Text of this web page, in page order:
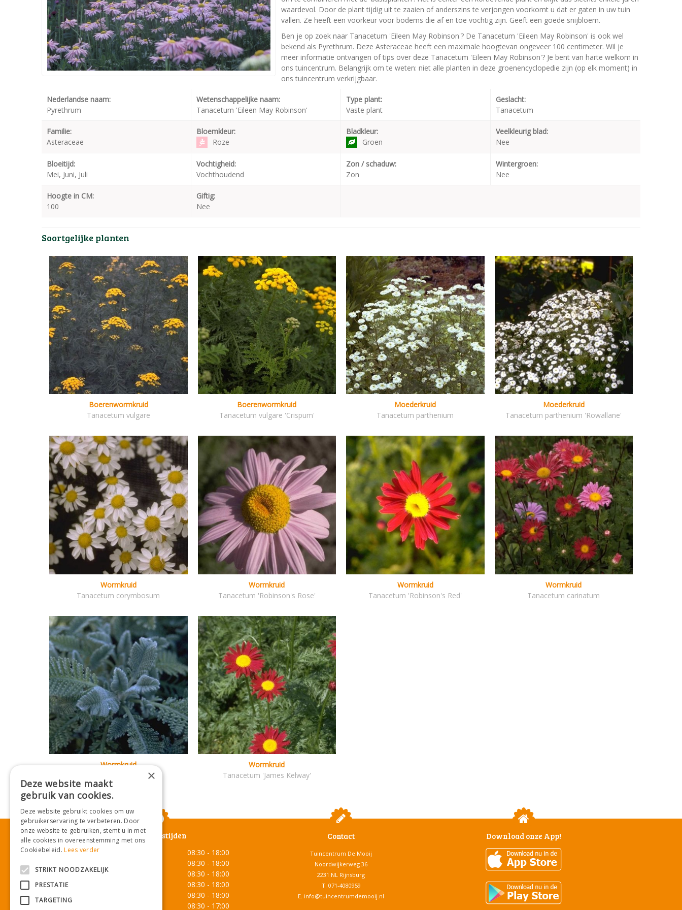
waardevol. Door de plant tijdig uit te zaaien of anderszins te verjongen voorkomt u dat er gaten in uw tuin
vallen. Ze heeft een voorkeur voor bodems die af en toe vochtig zijn. Geeft een goede snijbloem.
Ben je op zoek naar Tanacetum 'Eileen May Robinson'? De Tanacetum 'Eileen May Robinson' is ook wel
bekend als Pyrethrum. Deze Asteraceae heeft een maximale hoogtevan ongeveer 100 centimeter. Wil je
meer informatie ontvangen of tips over deze Tanacetum 'Eileen May Robinson'? Je bent van harte welkom in
ons tuincentrum. Belangrijk om te weten: niet alle planten in deze groenencyclopedie zijn (op elk moment) in
ons tuincentrum verkrijgbaar.
Nederlandse naam:
Pyrethrum
Wetenschappelijke naam:
Tanacetum 'Eileen May Robinson'
Type plant:
Vaste plant
Geslacht:
Tanacetum
Familie:
Asteraceae
Bloemkleur:
Roze
Bladkleur:
Groen
Veelkleurig blad:
Nee
Bloeitijd:
Mei, Juni, Juli
Vochtigheid:
Vochthoudend
Zon / schaduw:
Zon
Wintergroen:
Nee
Hoogte in CM:
100
Giftig:
Nee
Soortgelijke planten
Boerenwormkruid
Tanacetum vulgare
Boerenwormkruid
Tanacetum vulgare 'Crispum'
Moederkruid
Tanacetum parthenium
Moederkruid
Tanacetum parthenium 'Rowallane'
Wormkruid
Tanacetum corymbosum
Wormkruid
Tanacetum 'Robinson's Rose'
Wormkruid
Tanacetum 'Robinson's Red'
Wormkruid
Tanacetum carinatum
Wormkruid
Tanacetum haradjanii
Wormkruid
Tanacetum 'James Kelway'
Openingstijden
Maandag
08:30 - 18:00
08:30 - 18:00
Woensdag
08:30 - 18:00
08:30 - 18:00
08:30 - 18:00
08:30 - 17:00
Contact
Tuincentrum De Mooij
Noordwijkerweg 36
2231 NL Rijnsburg
T. 071-4080959
E. info@tuincentrumdemooij.nl
Download onze App!
×
Deze website maakt
gebruik van cookies.
Deze website gebruikt cookies om uw
gebruikerservaring te verbeteren. Door
onze website te gebruiken, stemt u in met
alle cookies in overeenstemming met ons
Cookiebeleid.Lees verder
STRIKT NOODZAKELIJK
PRESTATIE
TARGETING